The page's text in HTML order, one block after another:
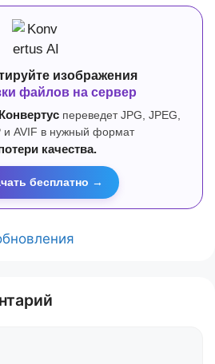
изображения
файлов на сервер
Конвертуспереведет JPG, JPEG,
и AVIF в нужный формат
качества.
бесплатно →